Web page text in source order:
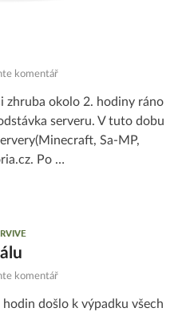
komentář
zhruba okolo 2. hodiny ráno
serveru. V tuto dobu
Sa-MP,
Po …
komentář
došlo k výpadku všech